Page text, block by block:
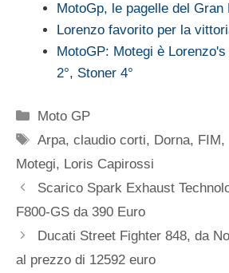
MotoGp, le pagelle del
Lorenzo favorito per la
MotoGP: Motegi è
2°, Stoner 4°
Categorie
Moto GP
Tag
Arpa,claudio corti, Dorna, FIM,
Motegi, Loris Capirossi
Scarico Spark Exhaust
F800-GS da 390 Euro
Ducati Street Fighter 848, da
al prezzo di 12592 euro